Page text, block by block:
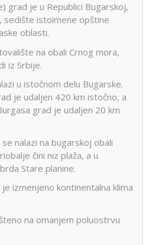
grad je u Republici Bugarskoj,
sedište istoimene opštine
oblasti.
na obali Crnog mora,
iz Srbije.
u istočnom delu Bugarske.
je udaljen 420 km istočno, a
grad je udaljen 20 km
nalazi na bugarskoj obali
čini niz plaža, a u
Stare planine.
izmenjeno kontinentalna klima
na omanjem poluostrvu